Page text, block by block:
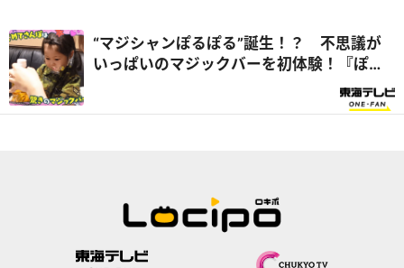
“マジシャンぽるぽる”誕生！？ 不思議が
いっぱいのマジックバーを初体験！『ぽる